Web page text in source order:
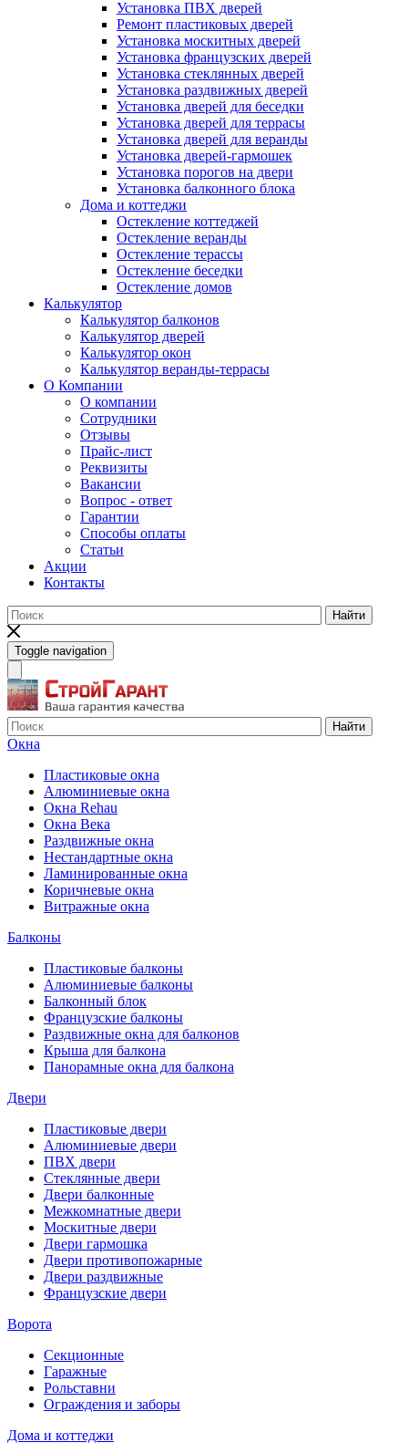
Установка ПВХ дверей
Ремонт пластиковых дверей
Установка москитных дверей
Установка французских дверей
Установка стеклянных дверей
Установка раздвижных дверей
Установка дверей для беседки
Установка дверей для террасы
Установка дверей для веранды
Установка дверей-гармошек
Установка порогов на двери
Установка балконного блока
Дома и коттеджи
Остекление коттеджей
Остекление веранды
Остекление терассы
Остекление беседки
Остекление домов
Калькулятор
Калькулятор балконов
Калькулятор дверей
Калькулятор окон
Калькулятор веранды-террасы
О Компании
О компании
Сотрудники
Отзывы
Прайс-лист
Реквизиты
Вакансии
Вопрос - ответ
Гарантии
Способы оплаты
Статьи
Акции
Контакты
Найти
Toggle navigation
Найти
Окна
Пластиковые окна
Алюминиевые окна
Окна Rehau
Окна Века
Раздвижные окна
Нестандартные окна
Ламинированные окна
Коричневые окна
Витражные окна
Балконы
Пластиковые балконы
Алюминиевые балконы
Балконный блок
Французские балконы
Раздвижные окна для балконов
Крыша для балкона
Панорамные окна для балкона
Двери
Пластиковые двери
Алюминиевые двери
ПВХ двери
Стеклянные двери
Двери балконные
Межкомнатные двери
Москитные двери
Двери гармошка
Двери противопожарные
Двери раздвижные
Французские двери
Ворота
Секционные
Гаражные
Рольставни
Ограждения и заборы
Дома и коттеджи